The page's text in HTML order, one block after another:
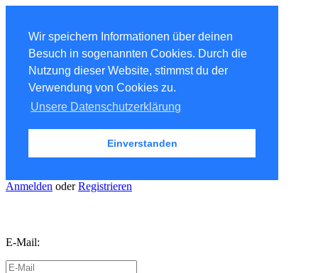
Wir speichern Informationen über deinen
Besuch in sogenannten Cookies. Durch die
Nutzung dieser Website, stimmst du der
Verwendung von Cookies zu.
Unsere Datenschutzerklärung
Einverstanden
Anmelden oder Registrieren
E-Mail: